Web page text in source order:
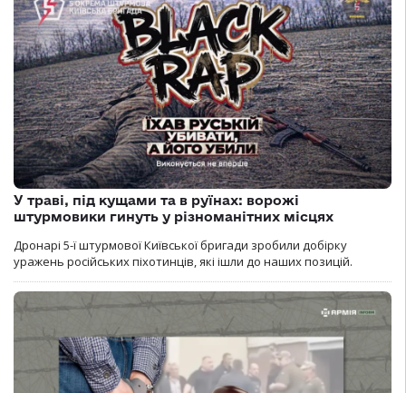
У траві, під кущами та в руїнах: ворожі
штурмовики гинуть у різноманітних місцях
Дронарі 5-ї штурмової Київської бригади зробили добірку
уражень російських піхотинців, які ішли до наших позицій.